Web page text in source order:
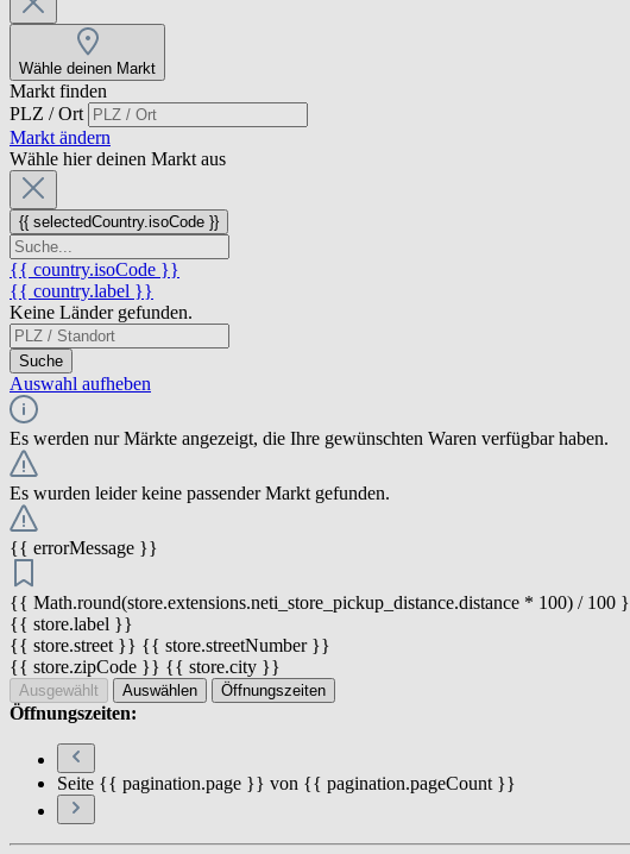
Wähle deinen Markt
Markt finden
PLZ / Ort
Markt ändern
Wähle hier deinen Markt aus
{{ selectedCountry.isoCode }}
{{ country.isoCode }}
{{ country.label }}
Keine Länder gefunden.
Suche
Auswahl aufheben
Es werden nur Märkte angezeigt, die Ihre gewünschten Waren verfügbar haben.
Es wurden leider keine passender Markt gefunden.
{{ errorMessage }}
{{ Math.round(store.extensions.neti_store_pickup_distance.distance * 100) /
{{ store.label }}
{{ store.street }} {{ store.streetNumber }}
{{ store.zipCode }} {{ store.city }}
Ausgewählt Auswählen Öffnungszeiten
Öffnungszeiten:
Seite {{ pagination.page }} von {{ pagination.pageCount }}